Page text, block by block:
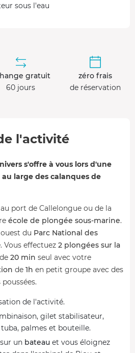
sous l'eau
gratuit
60 jours
zéro frais
de réservation
l'activité
s'offre à vous lors d'une
large des calanques de
port de Callelongue ou de la
école de plongée sous-marine.
du Parc National des
Vous effectuez 2 plongées sur la
de 20 min seul avec votre
de 1h en petit groupe avec des
de l'activité.
gilet stabilisateur,
palmes et bouteille.
un bateau et vous éloignez